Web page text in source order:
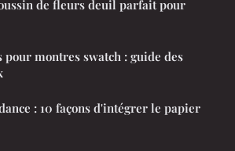
de fleurs deuil parfait pour
montres swatch : guide des
: 10 façons d'intégrer le papier